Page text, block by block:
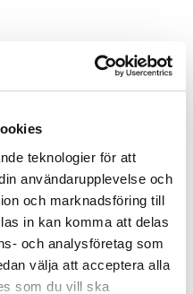
teknologier för att
användarupplevelse och
och marknadsföring till
in kan komma att delas
och analysföretag som
välja att acceptera alla
som du vill ska
fem säsongernas spel i
i Europakvalet eller
skede.
fler lag i kvalet till
i Europa League krävs
och för Champions
de svenska lagen få
att inleda kvalspelet i